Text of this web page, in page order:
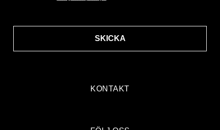
KONTAKT
SKICKA